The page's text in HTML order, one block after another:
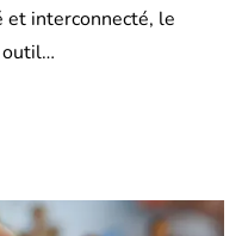
et interconnecté, le
outil…